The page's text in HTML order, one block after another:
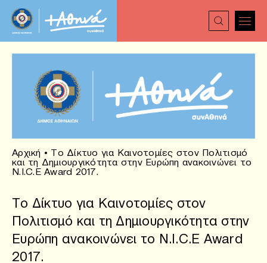
Αρχική • Το Δίκτυο για Καινοτομίες στον Πολιτισμό
και τη Δημιουργικότητα στην Ευρώπη ανακοινώνει το
N.I.C.E Award 2017.
Το Δίκτυο για Καινοτομίες στον
Πολιτισμό και τη Δημιουργικότητα στην
Ευρώπη ανακοινώνει το N.I.C.E Award
2017.